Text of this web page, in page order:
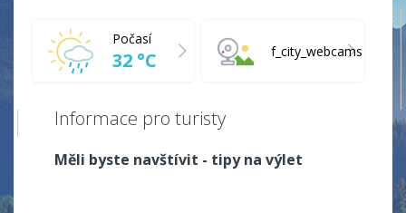
Počasí
32 °C f_city_webcams
Informace pro turisty
Měli byste navštívit - tipy na výlet